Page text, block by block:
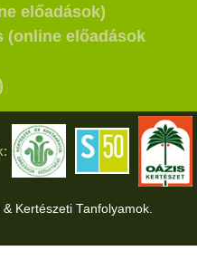
előadások)
(online előadások
Kertészeti Tanfolyamok.